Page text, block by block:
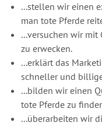
...stellen wir einen
man tote Pferde
...versuchen wir mit
zu erwecken.
...erklärt das
schneller und
...bilden wir einen
tote Pferde zu
...überarbeiten wir